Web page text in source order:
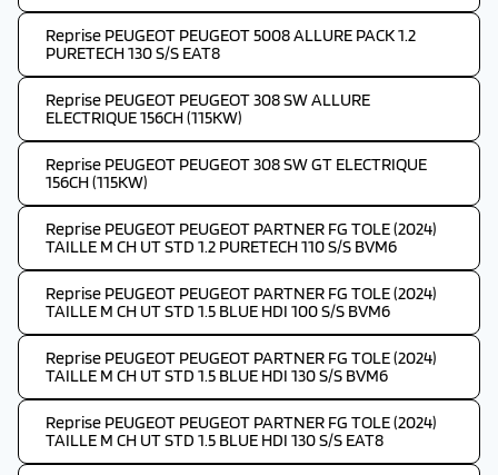
Reprise PEUGEOT PEUGEOT 5008 ALLURE PACK 1.2
PURETECH 130 S/S EAT8
Reprise PEUGEOT PEUGEOT 308 SW ALLURE
ELECTRIQUE 156CH (115KW)
Reprise PEUGEOT PEUGEOT 308 SW GT ELECTRIQUE
156CH (115KW)
Reprise PEUGEOT PEUGEOT PARTNER FG TOLE (2024)
TAILLE M CH UT STD 1.2 PURETECH 110 S/S BVM6
Reprise PEUGEOT PEUGEOT PARTNER FG TOLE (2024)
TAILLE M CH UT STD 1.5 BLUE HDI 100 S/S BVM6
Reprise PEUGEOT PEUGEOT PARTNER FG TOLE (2024)
TAILLE M CH UT STD 1.5 BLUE HDI 130 S/S BVM6
Reprise PEUGEOT PEUGEOT PARTNER FG TOLE (2024)
TAILLE M CH UT STD 1.5 BLUE HDI 130 S/S EAT8